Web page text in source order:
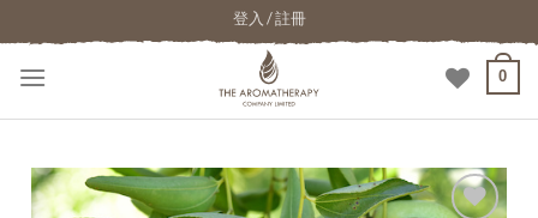
登入 / 註冊
0